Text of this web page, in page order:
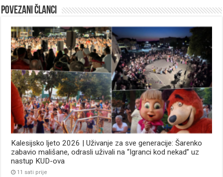
Povezani članci
Kalesijsko ljeto 2026 | Uživanje za sve generacije: Šarenko
zabavio mališane, odrasli uživali na “Igranci kod nekad” uz
nastup KUD-ova
11 sati prije